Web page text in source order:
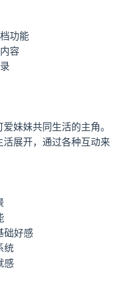
功能
容
妹妹共同生活的主角。
展开，通过各种互动来
础好感
统
感